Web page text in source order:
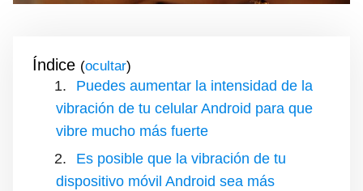
Índice ( )
Puedes aumentar la intensidad de la
vibración de tu celular Android para que
vibre mucho más fuerte
Es posible que la vibración de tu
dispositivo móvil Android sea más